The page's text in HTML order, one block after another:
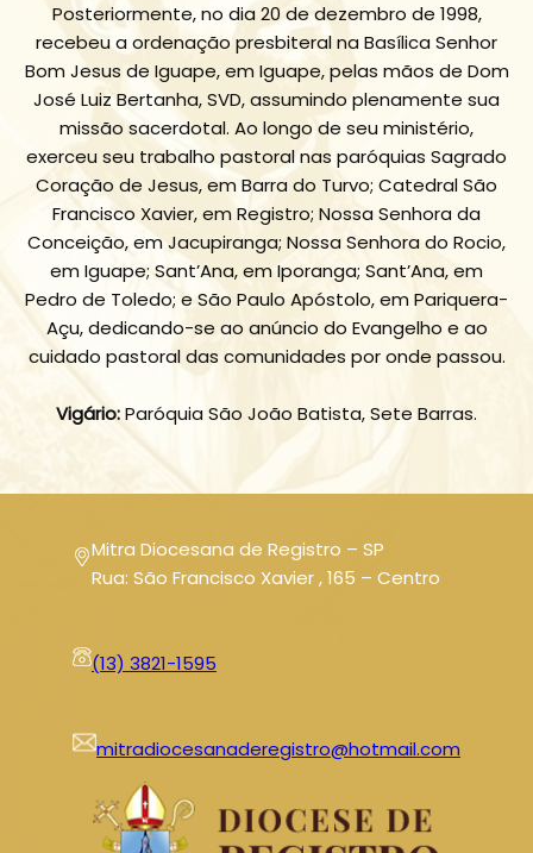
Posteriormente, no dia 20 de dezembro de 1998,
recebeu a ordenação presbiteral na Basílica Senhor
Bom Jesus de Iguape, em Iguape, pelas mãos de Dom
José Luiz Bertanha, SVD, assumindo plenamente sua
missão sacerdotal. Ao longo de seu ministério,
exerceu seu trabalho pastoral nas paróquias Sagrado
Coração de Jesus, em Barra do Turvo; Catedral São
Francisco Xavier, em Registro; Nossa Senhora da
Conceição, em Jacupiranga; Nossa Senhora do Rocio,
em Iguape; Sant’Ana, em Iporanga; Sant’Ana, em
Pedro de Toledo; e São Paulo Apóstolo, em Pariquera-
Açu, dedicando-se ao anúncio do Evangelho e ao
cuidado pastoral das comunidades por onde passou.
Vigário:Paróquia São João Batista, Sete Barras.
Mitra Diocesana de Registro – SP
Rua: São Francisco Xavier , 165 – Centro
(13) 3821-1595
mitradiocesanaderegistro@hotmail.com